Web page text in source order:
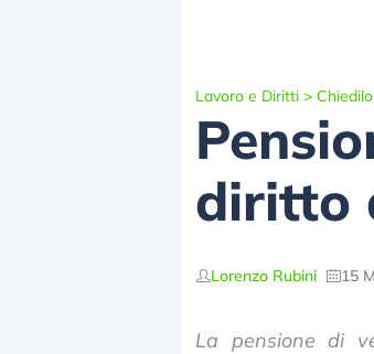
Lavoro e Diritti >
diritto
Lorenzo Rubini 15
La pensione di